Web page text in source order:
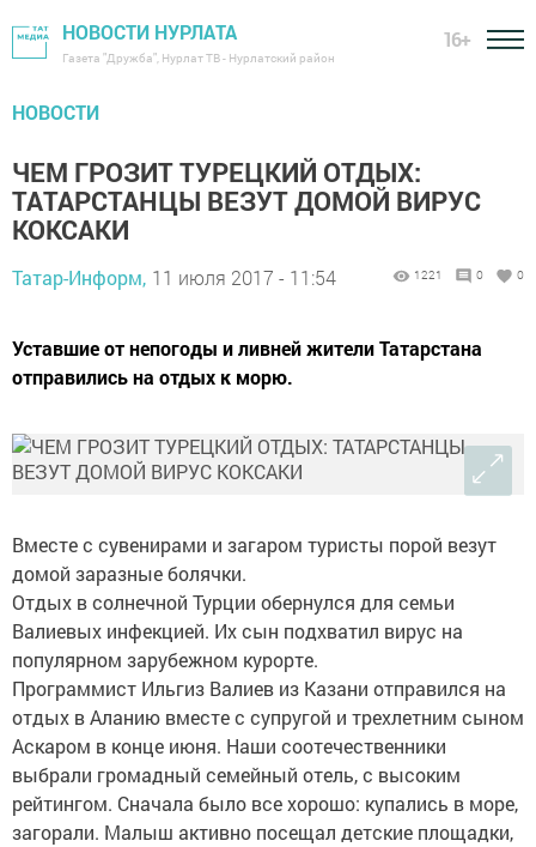
НОВОСТИ НУРЛАТА
Газета "Дружба", Нурлат ТВ - Нурлатский район
16+
НОВОСТИ
ЧЕМ ГРОЗИТ ТУРЕЦКИЙ ОТДЫХ:
ТАТАРСТАНЦЫ ВЕЗУТ ДОМОЙ ВИРУС
КОКСАКИ
Татар-Информ, 11 июля 2017 - 11:54 1221 0 0
Уставшие от непогоды и ливней жители Татарстана
отправились на отдых к морю.
Вместе с сувенирами и загаром туристы порой везут
домой заразные болячки.
Отдых в солнечной Турции обернулся для семьи
Валиевых инфекцией. Их сын подхватил вирус на
популярном зарубежном курорте.
Программист Ильгиз Валиев из Казани отправился на
отдых в Аланию вместе с супругой и трехлетним сыном
Аскаром в конце июня. Наши соотечественники
выбрали громадный семейный отель, с высоким
рейтингом. Сначала было все хорошо: купались в море,
загорали. Малыш активно посещал детские площадки,